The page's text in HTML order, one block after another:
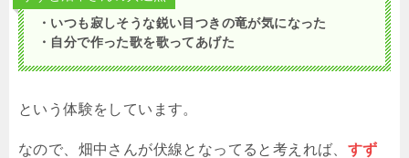
・いつも寂しそうな鋭い目つきの竜が気になった
・自分で作った歌を歌ってあげた
という体験をしています。
なので、畑中さんが伏線となってると考えれば、 すず